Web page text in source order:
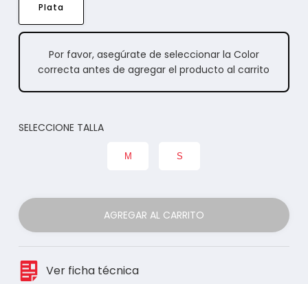
Plata
Por favor, asegúrate de seleccionar la Color
correcta antes de agregar el producto al carrito
SELECCIONE TALLA
M S
AGREGAR AL CARRITO
Ver ficha técnica